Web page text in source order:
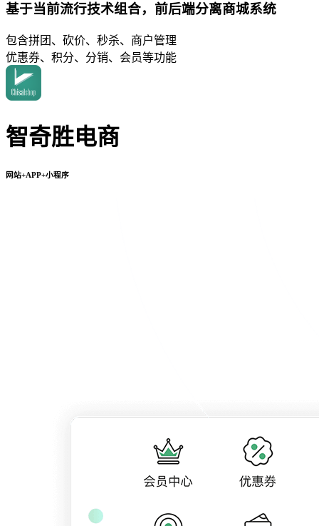
基于当前流行技术组合，前后端分离商城系统
包含拼团、砍价、秒杀、商户管理
优惠券、积分、分销、会员等功能
智奇胜电商
网站+APP+小程序